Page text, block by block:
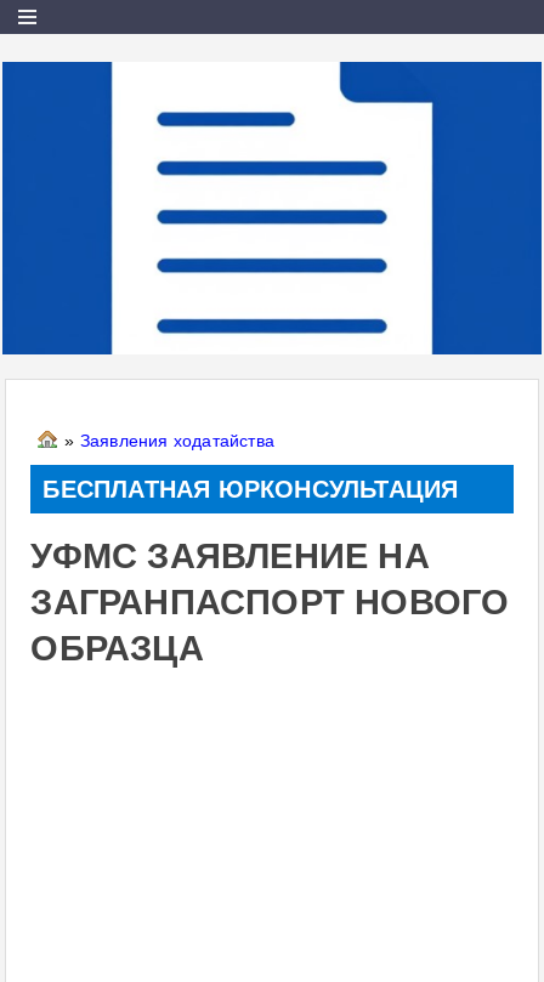
» Заявления ходатайства
БЕСПЛАТНАЯ ЮРКОНСУЛЬТАЦИЯ
УФМС ЗАЯВЛЕНИЕ НА
ЗАГРАНПАСПОРТ НОВОГО
ОБРАЗЦА